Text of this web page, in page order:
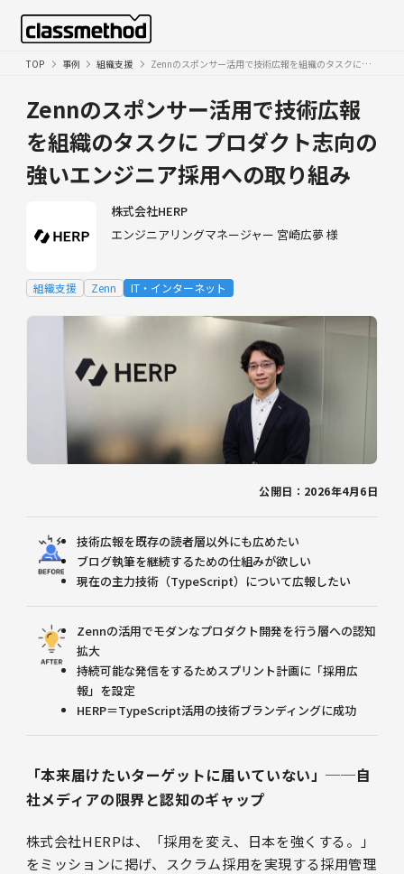
TOP 事例 組織支援 Zennのスポンサー活用で技術広報を組織のタスクに。プロダクト志向の強いエンジニア採用への取り組み
Zennのスポンサー活用で技術広報
を組織のタスクに プロダクト志向の
強いエンジニア採用への取り組み
株式会社HERP
エンジニアリングマネージャー 宮崎広夢 様
組織支援 Zenn IT・インターネット
公開日：2026年4月6日
技術広報を既存の読者層以外にも広めたい
ブログ執筆を継続するための仕組みが欲しい
現在の主力技術（TypeScript）について広報したい
Zennの活用でモダンなプロダクト開発を行う層への認知
拡大
持続可能な発信をするためスプリント計画に「採用広
報」を設定
HERP＝TypeScript活用の技術ブランディングに成功
「本来届けたいターゲットに届いていない」──自
社メディアの限界と認知のギャップ
株式会社HERPは、「採用を変え、日本を強くする。」
をミッションに掲げ、スクラム採用を実現する採用管理